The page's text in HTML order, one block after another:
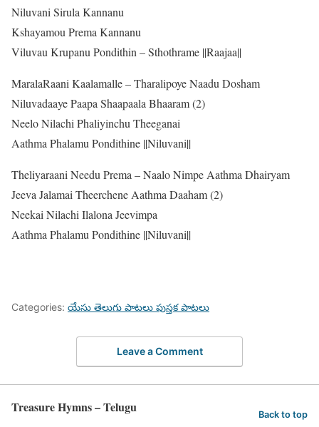
Niluvani Sirula Kannanu
Kshayamou Prema Kannanu
Viluvau Krupanu Pondithin – Sthothrame ||Raajaa||
MaralaRaani Kaalamalle – Tharalipoye Naadu Dosham
Niluvadaaye Paapa Shaapaala Bhaaram (2)
Neelo Nilachi Phaliyinchu Theeganai
Aathma Phalamu Pondithine ||Niluvani||
Theliyaraani Needu Prema – Naalo Nimpe Aathma Dhairyam
Jeeva Jalamai Theerchene Aathma Daaham (2)
Neekai Nilachi Ilalona Jeevimpa
Aathma Phalamu Pondithine ||Niluvani||
Categories: యేసు తెలుగు పాటలు పుస్తక పాటలు
Leave a Comment
Treasure Hymns – Telugu Back to top